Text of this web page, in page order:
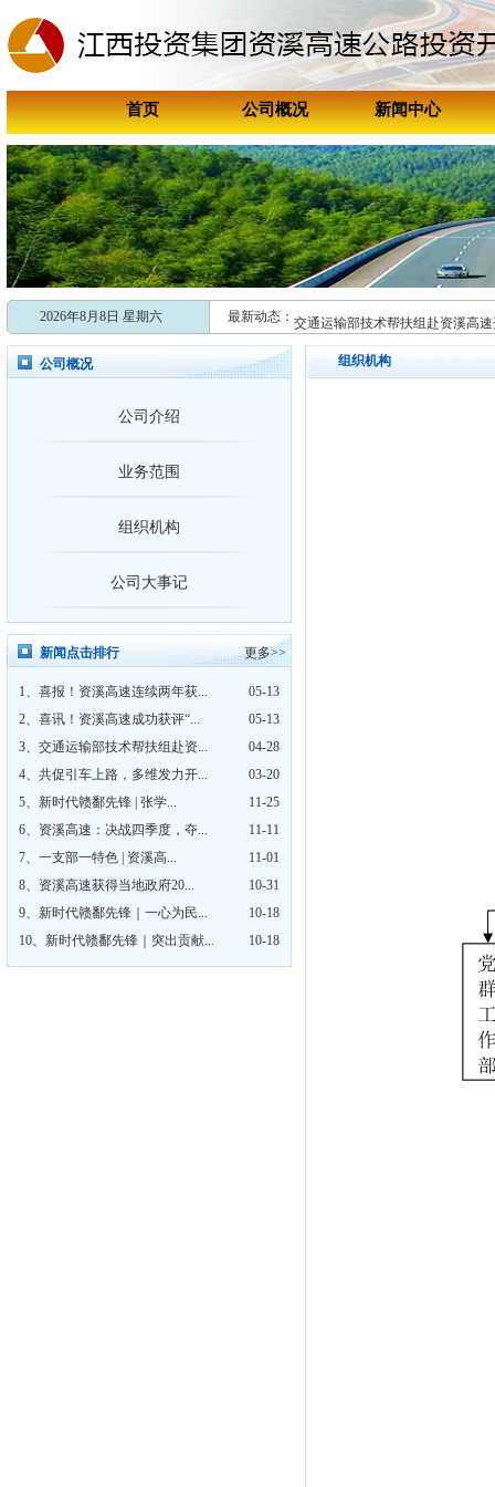
首页 公司概况 新闻中心
2026年8月8日 星期六 最新动态：
喜报！资溪高速连续两年获评资
喜讯！资溪高速成功获评“国家
交通运输部技术帮扶组赴资溪高
共促引车上路，多维发力开启跨
公司概况
公司介绍
业务范围
组织机构
公司大事记
新闻点击排行 更多>>
05-13
1、 喜报！资溪高速连续两年获...
05-13
2、 喜讯！资溪高速成功获评“...
04-28
3、 交通运输部技术帮扶组赴资...
03-20
4、 共促引车上路，多维发力开...
11-25
5、 新时代赣鄱先锋 | 张学...
11-11
6、 资溪高速：决战四季度，夺...
11-01
7、 一支部一特色 | 资溪高...
10-31
8、 资溪高速获得当地政府20...
10-18
9、 新时代赣鄱先锋｜一心为民...
10-18
10、 新时代赣鄱先锋｜突出贡献...
组织机构